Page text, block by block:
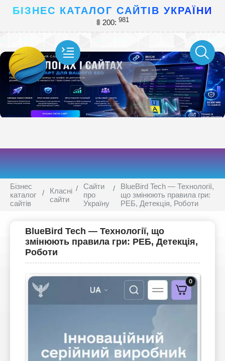
БІЗНЕС КАТАЛОГ САЙТІВ УКРАЇНИ
🚦 200: 981
Бізнес
каталог
сайтів
Класні
сайти
Сайти
про
Україну
BlueBird Tech — Технології,
що змінюють правила гри:
РЕБ, Детекція, Роботи
BlueBird Tech — Технології, що
змінюють правила гри: РЕБ, Детекція,
Роботи